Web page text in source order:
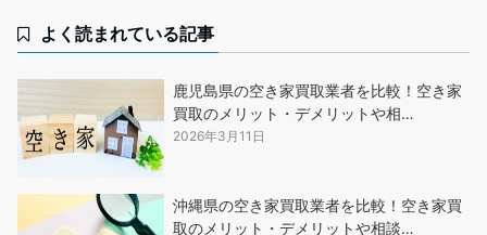
よく読まれている記事
鹿児島県の空き家買取業者を比較！空き家
買取のメリット・デメリットや相…
2026年3月11日
沖縄県の空き家買取業者を比較！空き家買
取のメリット・デメリットや相談…